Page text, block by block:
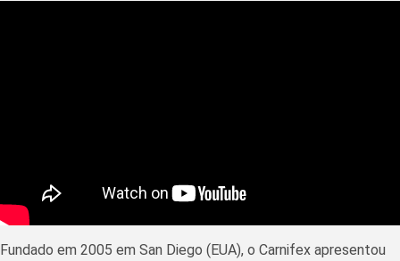
Fundado em 2005 em San Diego (EUA), o Carnifex apresentou